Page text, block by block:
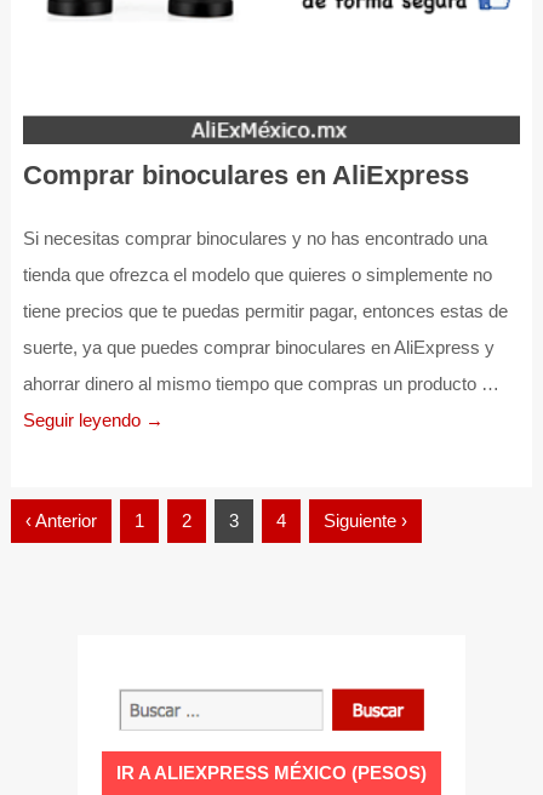
Comprar binoculares en AliExpress
Si necesitas comprar binoculares y no has encontrado una
tienda que ofrezca el modelo que quieres o simplemente no
tiene precios que te puedas permitir pagar, entonces estas de
suerte, ya que puedes comprar binoculares en AliExpress y
ahorrar dinero al mismo tiempo que compras un producto …
Seguir leyendo →
Paginación
‹ Anterior 1 2 3 4 Siguiente ›
IR A ALIEXPRESS MÉXICO (PESOS)